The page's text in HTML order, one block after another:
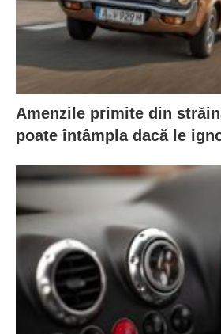
Amenzile primite din
poate întâmpla dacă le